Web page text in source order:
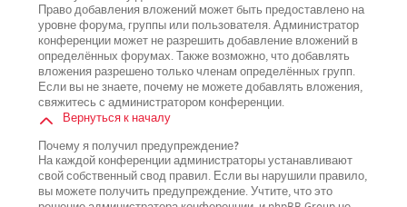
Право добавления вложений может быть предоставлено на
уровне форума, группы или пользователя. Администратор
конференции может не разрешить добавление вложений в
определённых форумах. Также возможно, что добавлять
вложения разрешено только членам определённых групп.
Если вы не знаете, почему не можете добавлять вложения,
свяжитесь с администратором конференции.
Вернуться к началу
Почему я получил предупреждение?
На каждой конференции администраторы устанавливают
свой собственный свод правил. Если вы нарушили правило,
вы можете получить предупреждение. Учтите, что это